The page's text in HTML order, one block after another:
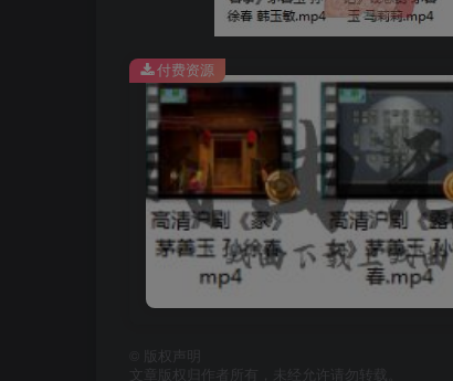
付费资源
版权声明
文章版权归作者所有，未经允许请勿转载。